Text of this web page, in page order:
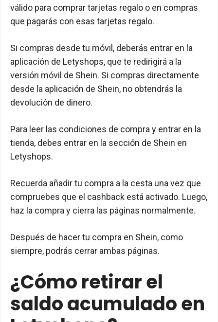
válido para comprar tarjetas regalo o en compras
que pagarás con esas tarjetas regalo.
Si compras desde tu móvil, deberás entrar en la
aplicación de Letyshops, que te redirigirá a la
versión móvil de Shein. Si compras directamente
desde la aplicación de Shein, no obtendrás la
devolución de dinero.
Para leer las condiciones de compra y entrar en la
tienda, debes entrar en la sección de Shein en
Letyshops.
Recuerda añadir tu compra a la cesta una vez que
compruebes que el cashback está activado. Luego,
haz la compra y cierra las páginas normalmente.
Después de hacer tu compra en Shein, como
siempre, podrás cerrar ambas páginas.
¿Cómo retirar el
saldo acumulado en